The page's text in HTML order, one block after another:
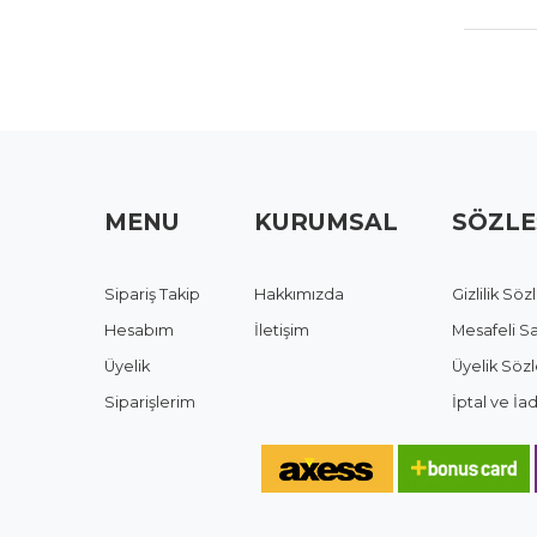
MENU
Sipariş Takip
Hesabım
Üyelik
Siparişlerim
KURUMSAL
Hakkımızda
İletişim
Gizlilik
Mesafeli
Üyelik
İptal ve